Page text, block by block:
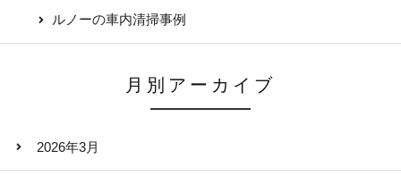
ルノーの車内清掃事例
月別アーカイブ
2026年3月